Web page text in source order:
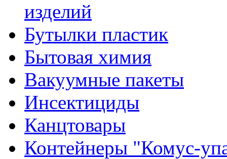
изделий
Бутылки пластик
Бытовая химия
Вакуумные пакеты
Инсектициды
Канцтовары
Контейнеры "Комус-